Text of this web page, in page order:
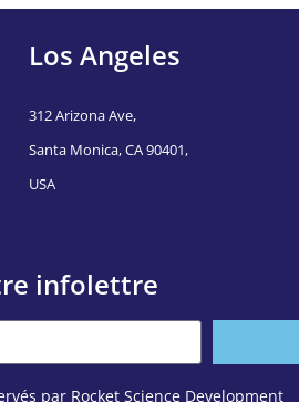
Los Angeles
312 Arizona Ave,
Santa Monica, CA 90401,
USA
infolettre
par Rocket Science Development